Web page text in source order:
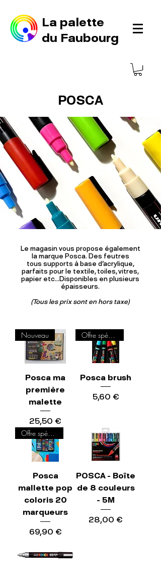
La palette
du Faubourg
POSCA
Le magasin vous propose également
la marque Posca. Des feutres
tous supports à base d'acrylique,
parfaits pour le textile, toiles, vitres,
papier etc...Disponibles en plusieurs
épaisseurs.
(Tous les prix sont en hors taxe)
Nouveau
Posca ma
première
malette
Prix
25,50 €
Offre spéciale
Posca brush
Prix
5,60 €
Offre spéciale
Posca
mallette pop
coloris 20
marqueurs
Prix
69,90 €
POSCA - Boîte
de 8 couleurs
- 5M
Prix
28,00 €